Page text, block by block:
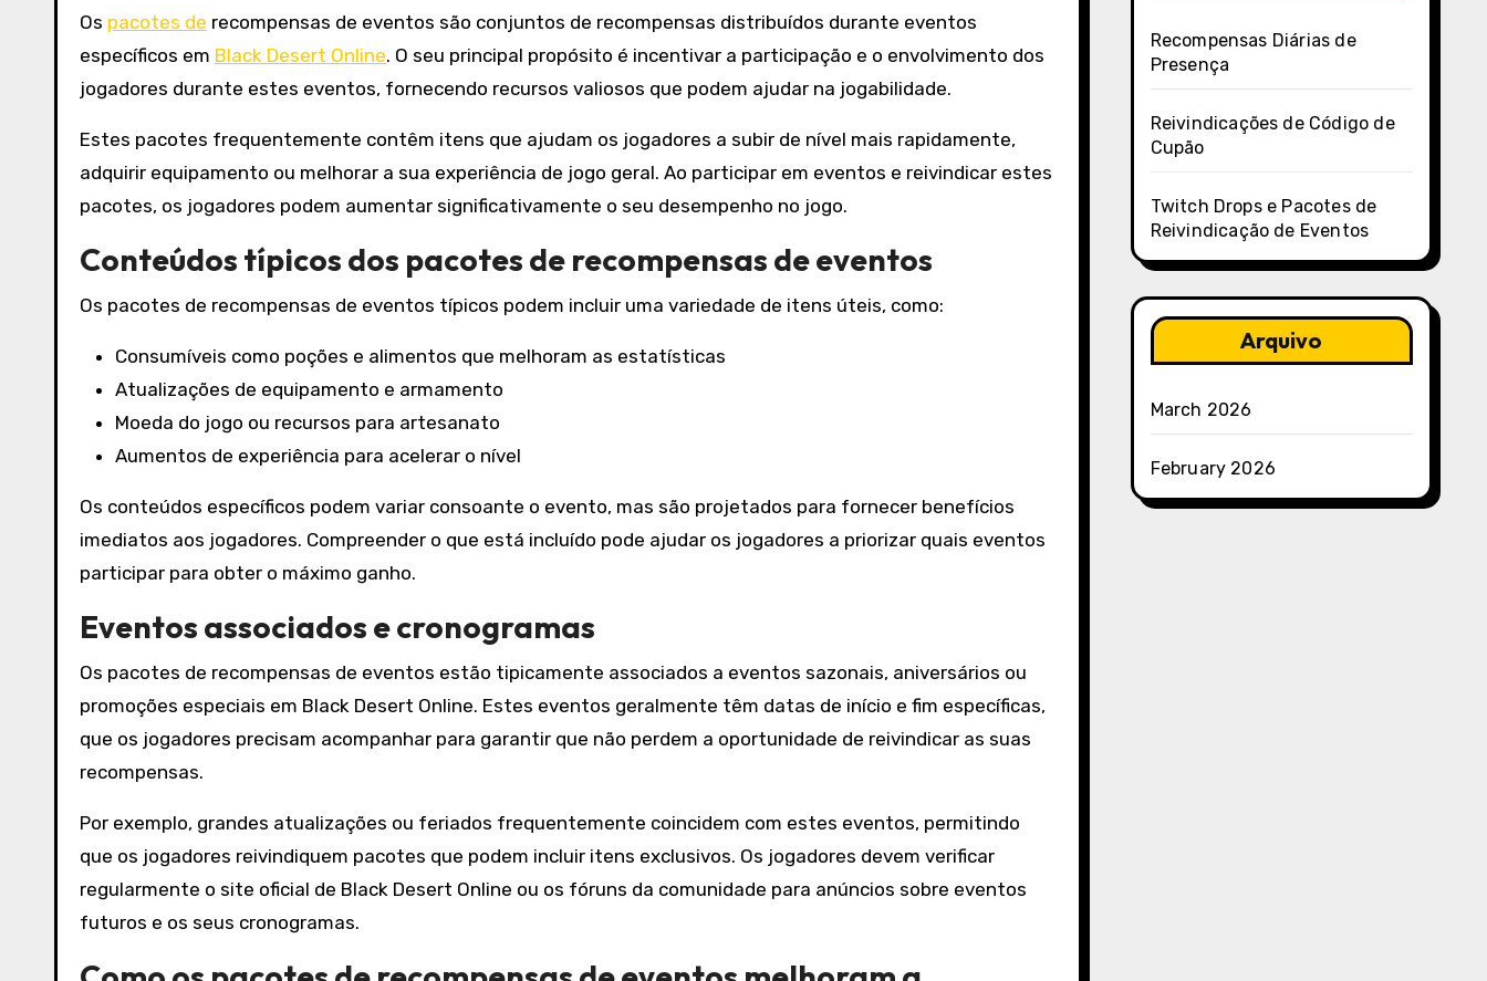
Os pacotes de recompensas de eventos são conjuntos de recompensas distribuídos durante eventos
específicos em Black Desert Online. O seu principal propósito é incentivar a participação e o envolvimento dos
jogadores durante estes eventos, fornecendo recursos valiosos que podem ajudar na jogabilidade.
Estes pacotes frequentemente contêm itens que ajudam os jogadores a subir de nível mais rapidamente,
adquirir equipamento ou melhorar a sua experiência de jogo geral. Ao participar em eventos e reivindicar estes
pacotes, os jogadores podem aumentar significativamente o seu desempenho no jogo.
Conteúdos típicos dos pacotes de recompensas de eventos
Os pacotes de recompensas de eventos típicos podem incluir uma variedade de itens úteis, como:
Consumíveis como poções e alimentos que melhoram as estatísticas
Atualizações de equipamento e armamento
Moeda do jogo ou recursos para artesanato
Aumentos de experiência para acelerar o nível
Os conteúdos específicos podem variar consoante o evento, mas são projetados para fornecer benefícios
imediatos aos jogadores. Compreender o que está incluído pode ajudar os jogadores a priorizar quais eventos
participar para obter o máximo ganho.
Eventos associados e cronogramas
Os pacotes de recompensas de eventos estão tipicamente associados a eventos sazonais, aniversários ou
promoções especiais em Black Desert Online. Estes eventos geralmente têm datas de início e fim específicas,
que os jogadores precisam acompanhar para garantir que não perdem a oportunidade de reivindicar as suas
recompensas.
Por exemplo, grandes atualizações ou feriados frequentemente coincidem com estes eventos, permitindo
que os jogadores reivindiquem pacotes que podem incluir itens exclusivos. Os jogadores devem verificar
regularmente o site oficial de Black Desert Online ou os fóruns da comunidade para anúncios sobre eventos
futuros e os seus cronogramas.
Recompensas Diárias de
Presença
Reivindicações de Código de
Cupão
Twitch Drops e Pacotes de
Reivindicação de Eventos
Arquivo
March 2026
February 2026